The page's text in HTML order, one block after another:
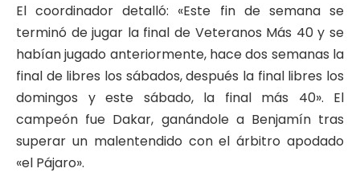
El coordinador detalló: «Este fin de semana se
terminó de jugar la final de Veteranos Más 40 y se
habían jugado anteriormente, hace dos semanas la
final de libres los sábados, después la final libres los
domingos y este sábado, la final más 40». El
campeón fue Dakar, ganándole a Benjamín tras
superar un malentendido con el árbitro apodado
«el Pájaro».